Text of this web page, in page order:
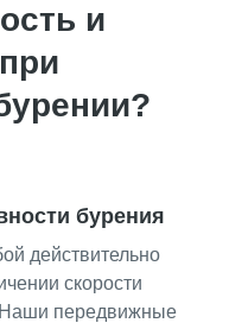
и
бурения
действительно
скорости
Наши передвижные